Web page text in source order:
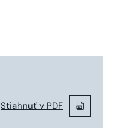
Stiahnuť v PDF